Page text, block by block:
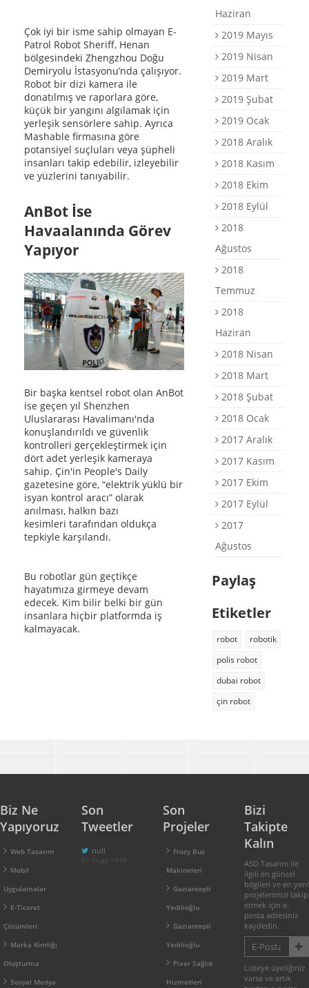
Çok iyi bir isme sahip olmayan E-
Patrol Robot Sheriff, Henan
bölgesindeki Zhengzhou Doğu
Demiryolu İstasyonu’nda çalışıyor.
Robot bir dizi kamera ile
donatılmış ve raporlara göre,
küçük bir yangını algılamak için
yerleşik sensörlere sahip. Ayrıca
Mashable firmasına göre
potansiyel suçluları veya şüpheli
insanları takip edebilir, izleyebilir
ve yüzlerini tanıyabilir.
AnBot İse
Havaalanında Görev
Yapıyor
Bir başka kentsel robot olan AnBot
ise geçen yıl Shenzhen
Uluslararası Havalimanı'nda
konuşlandırıldı ve güvenlik
kontrolleri gerçekleştirmek için
dört adet yerleşik kameraya
sahip. Çin'in People's Daily
gazetesine göre, “elektrik yüklü bir
isyan kontrol aracı” olarak
anılması, halkın bazı
kesimleri tarafından oldukça
tepkiyle karşılandı.
Bu robotlar gün geçtikçe
hayatımıza girmeye devam
edecek. Kim bilir belki bir gün
insanlara hiçbir platformda iş
kalmayacak.
Haziran
2019 Mayıs
2019 Nisan
2019 Mart
2019 Şubat
2019 Ocak
2018 Aralık
2018 Kasım
2018 Ekim
2018 Eylül
2018
Ağustos
2018
Temmuz
2018
Haziran
2018 Nisan
2018 Mart
2018 Şubat
2018 Ocak
2017 Aralık
2017 Kasım
2017 Ekim
2017 Eylül
2017
Ağustos
Paylaş
Etiketler
robot
robotik
polis robot
dubai robot
çin robot
Biz Ne
Yapıyoruz
Web Tasarım
Mobil
Uygulamalar
E-Ticaret
Çözümleri
Marka Kimliği
Oluşturma
Sosyal Medya
Son
Tweetler
null
01 Ocak 1970
Son
Projeler
Frozy Buz
Makineleri
Gaziantepli
Yedilioğlu
Gaziantepli
Yedilioğlu
Pixer Sağlık
Hizmetleri
Bizi
Takipte
Kalın
ASD Tasarım ile
ilgili en güncel
bilgileri ve en yeni
projelerimizi takip
etmek için e-
posta adresiniz
kaydedin.
Listeye üyeliğiniz
varsa ve artık